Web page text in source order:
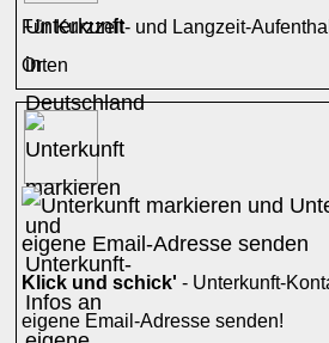
Für Kurzzeit- und Langzeit-
Orten
Klick und schick' - Unterkunft-
eigene Email-Adresse senden!